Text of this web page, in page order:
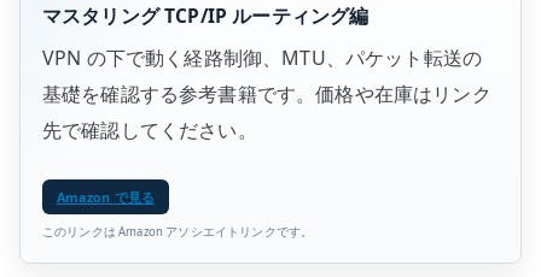
マスタリング TCP/IP ルーティング編
VPN の下で動く経路制御、MTU、パケット転送の
基礎を確認する参考書籍です。価格や在庫はリンク
先で確認してください。
Amazon で見る
このリンクは Amazon アソシエイトリンクです。